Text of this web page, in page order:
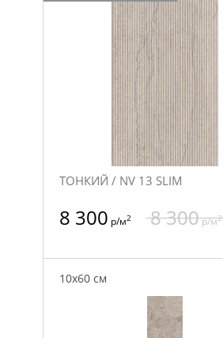
ТОНКИЙ / NV 13 SLIM
8 300 р/м2 8 300р/м2
10x60 см